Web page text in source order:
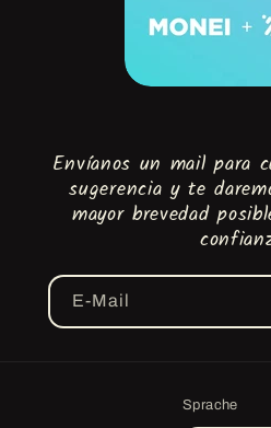
Envíanos un mail para
sugerencia y te
mayor brevedad
E-Mail
Sprache